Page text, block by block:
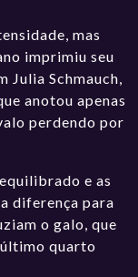
mas
imprimiu seu
Julia Schmauch,
anotou apenas
perdendo por
e as
diferença para
o galo, que
quarto